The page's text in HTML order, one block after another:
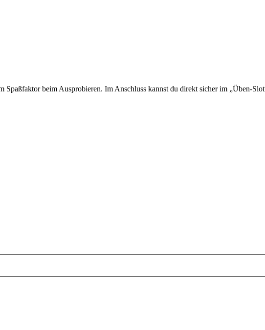
beim Ausprobieren. Im Anschluss kannst du direkt sicher im „Üben-